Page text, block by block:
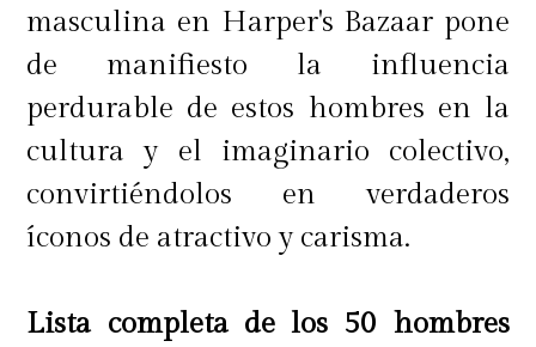
masculina en Harper's Bazaar pone
de manifiesto la influencia
perdurable de estos hombres en la
cultura y el imaginario colectivo,
convirtiéndolos en verdaderos
íconos de atractivo y carisma.
Lista completa de los 50 hombres